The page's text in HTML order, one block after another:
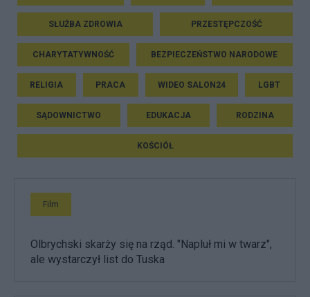
SŁUŻBA ZDROWIA PRZESTĘPCZOŚĆ
CHARYTATYWNOŚĆ BEZPIECZEŃSTWO NARODOWE
RELIGIA PRACA WIDEO SALON24 LGBT
SĄDOWNICTWO EDUKACJA RODZINA
KOŚCIÓŁ
Film
Olbrychski skarży się na rząd. "Napluł mi w twarz",
ale wystarczył list do Tuska